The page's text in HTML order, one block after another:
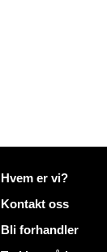
Mer informasjon på
Hvem er vi?
Kontakt oss
Bli forhandler